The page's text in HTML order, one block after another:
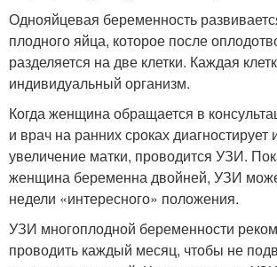
Однояйцевая беременность
плодного яйца, которое после
разделяется на две клетки. Каждая
индивидуальный организм.
Когда женщина обращается в
и врач на ранних сроках диагностирует
увеличение матки, проводится УЗИ.
женщина беременна двойней, УЗИ
недели «интересного» положения.
УЗИ многоплодной беременности
проводить каждый месяц, чтобы не